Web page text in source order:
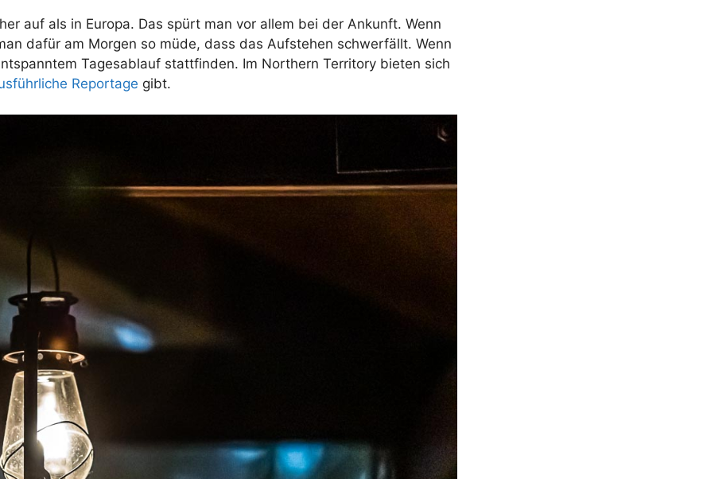
auf als in Europa. Das spürt man vor allem bei der Ankunft. Wenn
dafür am Morgen so müde, dass das Aufstehen schwerfällt. Wenn
Tagesablauf stattfinden. Im Northern Territory bieten sich
Reportage gibt.